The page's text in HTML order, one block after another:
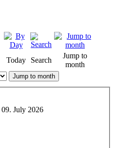
Today Search
Jump to
month
Jump to month
July 2026